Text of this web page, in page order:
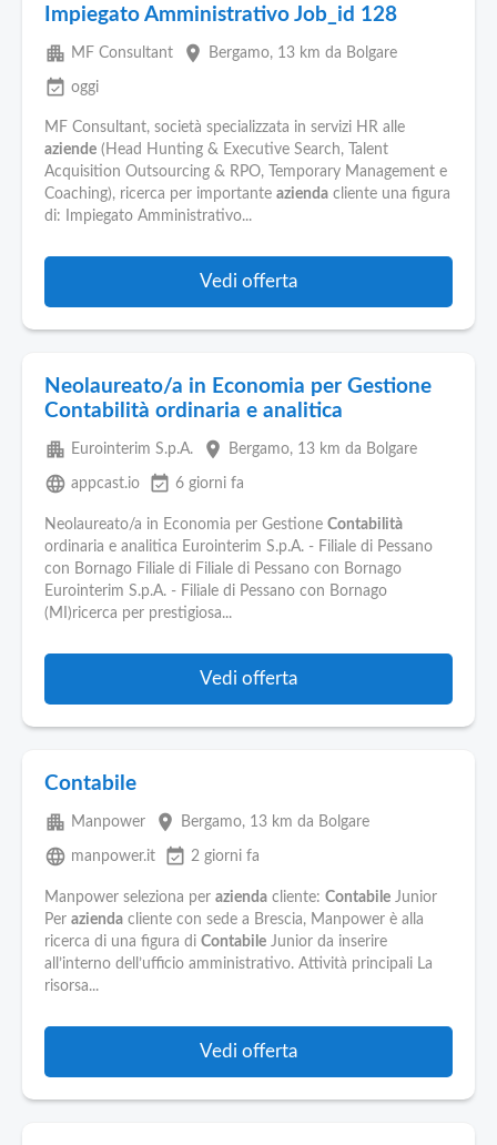
Impiegato Amministrativo Job_id 128
apartment MF Consultant place Bergamo, 13 km da Bolgare
event_available oggi
MF Consultant, società specializzata in servizi HR alle
aziende (Head Hunting & Executive Search, Talent
Acquisition Outsourcing & RPO, Temporary Management e
Coaching), ricerca per importante azienda cliente una figura
di: Impiegato Amministrativo...
Vedi offerta
Neolaureato/a in Economia per Gestione
Contabilità ordinaria e analitica
apartment Eurointerim S.p.A. place Bergamo, 13 km da Bolgare
language appcast.io event_available 6 giorni fa
Neolaureato/a in Economia per Gestione Contabilità
ordinaria e analitica Eurointerim S.p.A. - Filiale di Pessano
con Bornago Filiale di Filiale di Pessano con Bornago
Eurointerim S.p.A. - Filiale di Pessano con Bornago
(MI)ricerca per prestigiosa...
Vedi offerta
Contabile
apartment Manpower place Bergamo, 13 km da Bolgare
language manpower.it event_available 2 giorni fa
Manpower seleziona per azienda cliente: Contabile Junior
Per azienda cliente con sede a Brescia, Manpower è alla
ricerca di una figura di Contabile Junior da inserire
all’interno dell’ufficio amministrativo. Attività principali La
risorsa...
Vedi offerta